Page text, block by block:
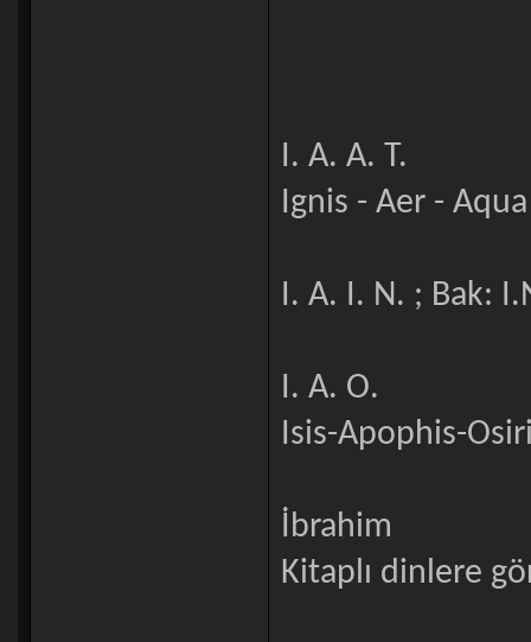
I. A. A. T.
Ignis - Aer -
I. A. I. N. ; Bak:
I. A. O.
Isis-Apophis-
İbrahim
Kitaplı dinlere